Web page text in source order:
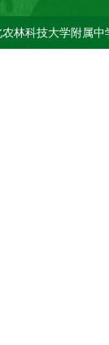
北农林科技大